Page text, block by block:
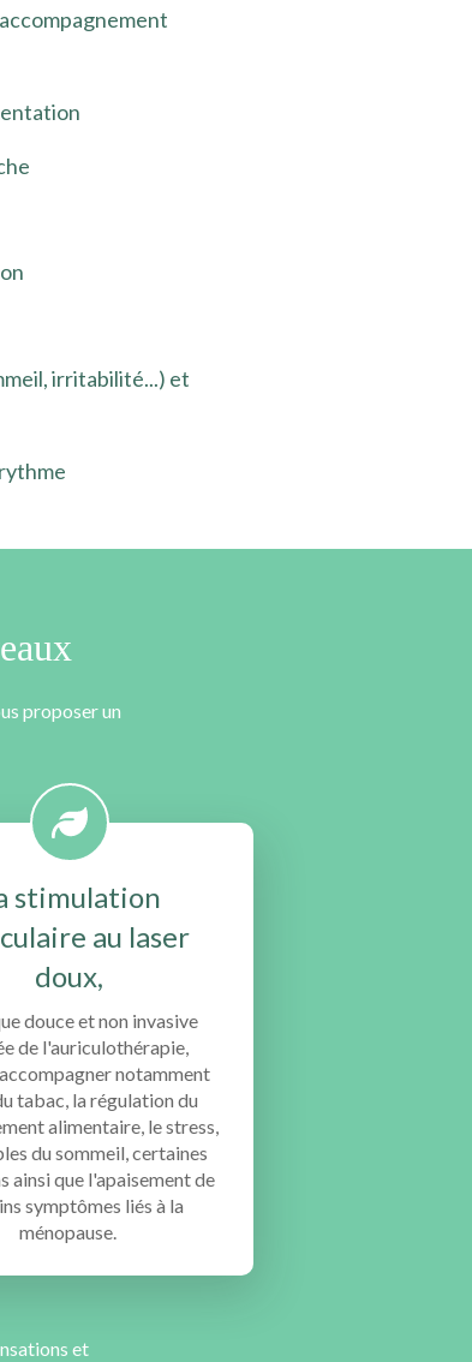
irritabilité...) et
proposer un
stimulation
au laser
doux,
douce et non invasive
de l'auriculothérapie,
notamment
tabac, la régulation du
alimentaire, le stress,
du sommeil, certaines
ainsi que l'apaisement de
symptômes liés à la
ménopause.
et